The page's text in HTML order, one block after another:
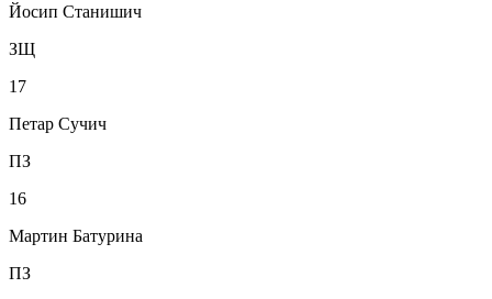
Йосип Станишич
ЗЩ
17
Петар Сучич
ПЗ
16
Мартин Батурина
ПЗ